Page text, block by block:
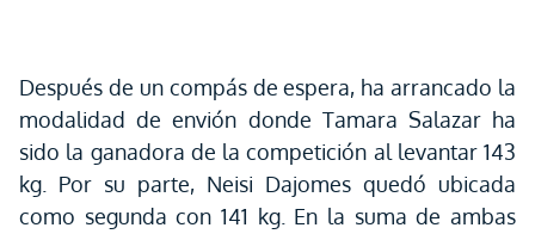
Después de un compás de espera, ha arrancado la
modalidad de envión donde Tamara Salazar ha
sido la ganadora de la competición al levantar 143
kg. Por su parte, Neisi Dajomes quedó ubicada
como segunda con 141 kg. En la suma de ambas